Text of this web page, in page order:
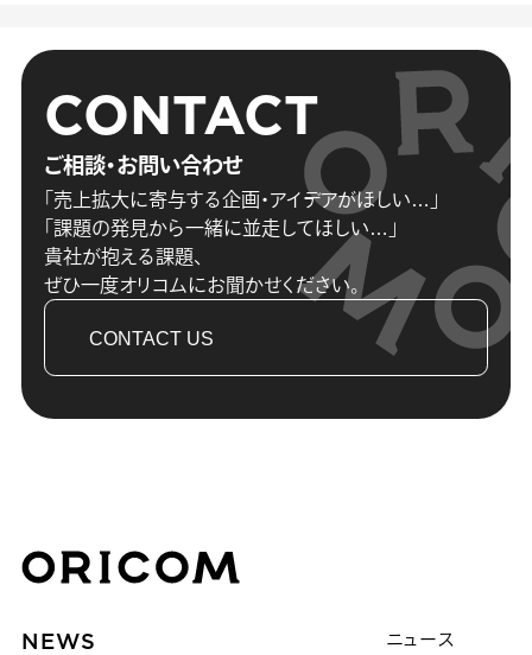
ご相談・お問い合わせ
CONTACT
「売上拡大に寄与する企画・アイデアがほしい…」
「課題の発見から一緒に並走してほしい…」
貴社が抱える課題、
ぜひ一度オリコムにお聞かせください。
CONTACT US
株式会社オリコム ORICOM CO.,LTD.
NEWS ニュース